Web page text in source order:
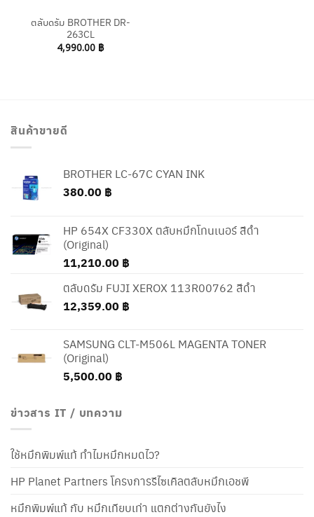
ตลับดรัม BROTHER DR-
263CL
4,990.00 ฿
สินค้าขายดี
BROTHER LC-67C CYAN INK
380.00 ฿
HP 654X CF330X ตลับหมึกโทนเนอร์ สีดำ
(Original)
11,210.00 ฿
ตลับดรัม FUJI XEROX 113R00762 สีดำ
12,359.00 ฿
SAMSUNG CLT-M506L MAGENTA TONER
(Original)
5,500.00 ฿
ข่าวสาร IT / บทความ
ใช้หมึกพิมพ์แท้ ทำไมหมึกหมดไว?
HP Planet Partners โครงการรีไซเคิลตลับหมึกเอชพี
หมึกพิมพ์แท้ กับ หมึกเทียบเท่า แตกต่างกันยังไง